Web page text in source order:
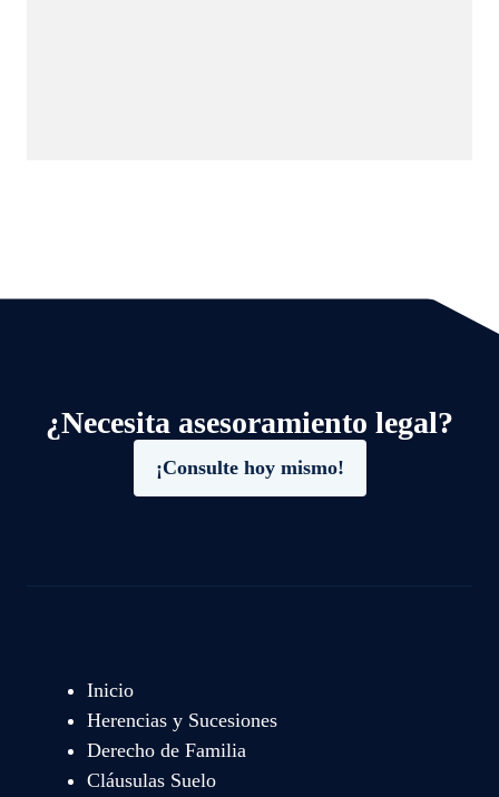
¿Necesita asesoramiento legal?
¡Consulte hoy mismo!
Inicio
Herencias y Sucesiones
Derecho de Familia
Cláusulas Suelo